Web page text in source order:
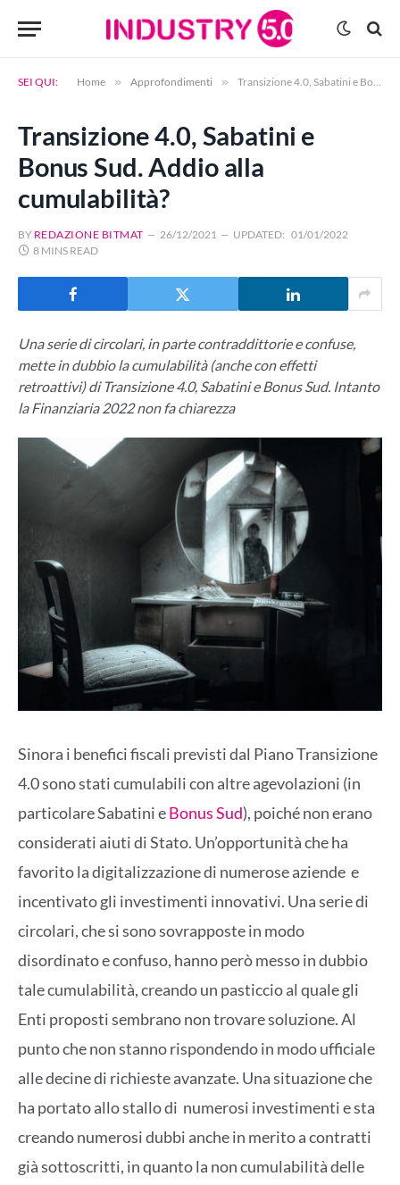
SEI QUI: Home » Approfondimenti » Transizione 4.0, Sabatini e Bonus Sud. Addio alla cumulabilità?
Transizione 4.0, Sabatini e
Bonus Sud. Addio alla
cumulabilità?
BY REDAZIONE BITMAT 26/12/2021 UPDATED: 01/01/2022
8 MINS READ
Una serie di circolari, in parte contraddittorie e confuse,
mette in dubbio la cumulabilità (anche con effetti
retroattivi) di Transizione 4.0, Sabatini e Bonus Sud. Intanto
la Finanziaria 2022 non fa chiarezza
Sinora i benefici fiscali previsti dal Piano Transizione
4.0 sono stati cumulabili con altre agevolazioni (in
particolare Sabatini eBonus Sud), poiché non erano
considerati aiuti di Stato. Un’opportunità che ha
favorito la digitalizzazione di numerose aziende e
incentivato gli investimenti innovativi. Una serie di
circolari, che si sono sovrapposte in modo
disordinato e confuso, hanno però messo in dubbio
tale cumulabilità, creando un pasticcio al quale gli
Enti proposti sembrano non trovare soluzione. Al
punto che non stanno rispondendo in modo ufficiale
alle decine di richieste avanzate. Una situazione che
ha portato allo stallo di numerosi investimenti e sta
creando numerosi dubbi anche in merito a contratti
già sottoscritti, in quanto la non cumulabilità delle